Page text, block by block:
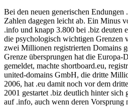
Bei den neuen generischen
Zahlen dagegen leicht ab. Ein Minus
.info und knapp 3.800 bei .biz deuten
die psychologisch wichtigen Grenzen
zwei Millionen registrierten Domains
Grenze übersprungen hat die
gemeldet, machte shortboard.eu,
united-domains GmbH, die dritte
2006, hat .eu damit noch vor dem
2001 gestartet .biz deutlich hinter sich
auf .info, auch wenn deren Vorsprung